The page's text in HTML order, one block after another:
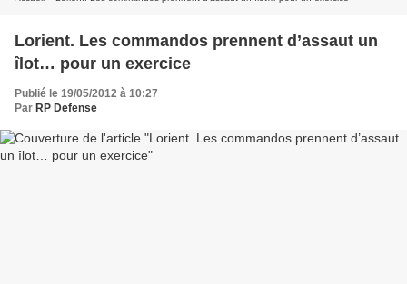
Lorient. Les commandos prennent d’assaut un
îlot… pour un exercice
Publié le 19/05/2012 à 10:27
Par RP Defense